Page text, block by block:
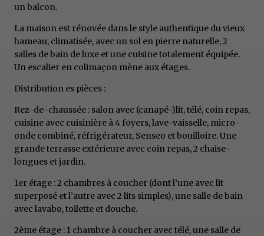
un balcon.
La maison est rénovée dans le style authentique du vieux
hameau, climatisée, avec un sol en pierre naturelle, 2
salles de bain de luxe et une cuisine totalement équipée.
Un escalier en colimaçon mène aux étages.
Distribution es pièces :
Rez-de-chaussée : salon avec (canapé-)lit, télé, coin repas,
cuisine avec cuisinière à 4 foyers, lave-vaisselle, micro-
onde combiné, réfrigérateur, Senseo et bouilloire. Une
grande terrasse extérieure avec coin repas, 2 chaise-
longues et jardin.
1er étage : 2 chambres à coucher (dont l’une avec lit
superposé et l’autre avec 2 lits simples), une salle de bain
avec lavabo, toilette et douche.
2ème étage : 1 chambre à coucher avec télé, une salle de